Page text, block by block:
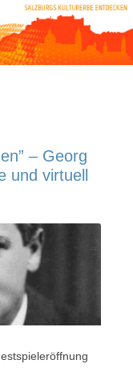
– Georg
und virtuell